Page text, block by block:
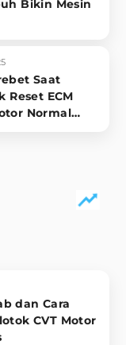
Bikin Mesin
Saat
Reset ECM
Normal
dan Cara
CVT Motor